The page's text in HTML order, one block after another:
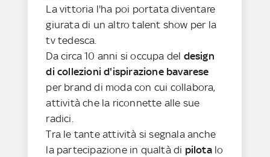
La vittoria l'ha poi portata diventare
giurata di un altro talent show per la
tv tedesca.
Da circa 10 anni si occupa del design
di collezioni d'ispirazione bavarese
per brand di moda con cui collabora,
attività che la riconnette alle sue
radici.
Tra le tante attività si segnala anche
la partecipazione in qualtà di pilotalo